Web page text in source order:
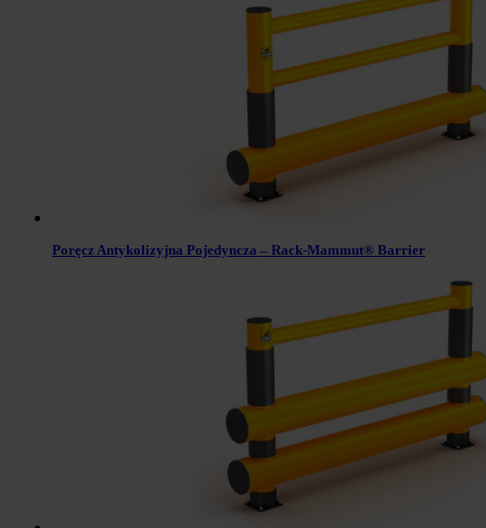
Poręcz Antykolizyjna Pojedyncza – Rack-Mammut® Barrier